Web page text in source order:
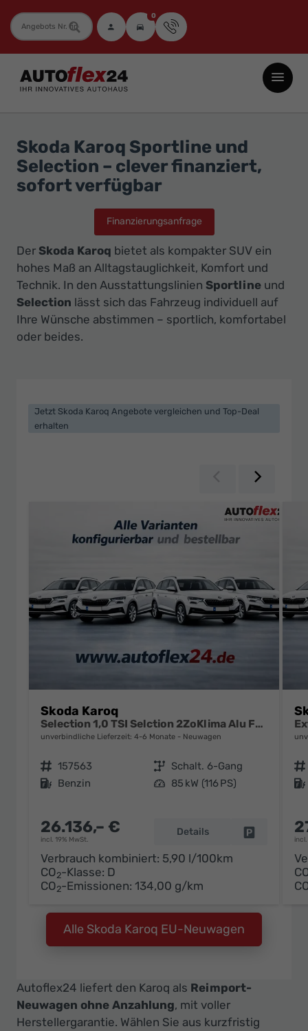
Fahrzeugnummer 0
Autoflex24
GmbH
Neuwagen
Jahreswagen
und
Gebrauchtwagen
Top-
Preisen
-
Ihr
Innovatives
Skoda Karoq Sportline und
Selection – clever finanziert,
sofort verfügbar
Finanzierungsanfrage
Der Skoda Karoq bietet als kompakter SUV ein
hohes Maß an Alltagstauglichkeit, Komfort und
Technik. In den Ausstattungslinien Sportline und
Selection lässt sich das Fahrzeug individuell auf
Ihre Wünsche abstimmen – sportlich, komfortabel
oder beides.
Jetzt Skoda Karoq Angebote vergleichen und Top-Deal
erhalten
Zurück
Skoda Karoq
Selection 1,0 TSI Selction 2ZoKlima Alu Felgen 5J Garantie Sitzheizung LED Scheinwerfer Tempomat
unverbindliche Lieferzeit: 4-6 Monate Neuwagen
Fahrzeugnr. 157563 Getriebe Schalt. 6-Gang
Kraftstoff Benzin Leistung 85 kW (116 PS)
26.136,– €
incl. 19% MwSt.
Details Fahrzeug
Verbrauch kombiniert: 5,90 l/100km
CO2-Klasse: D
CO2-Emissionen: 134,00 g/km
Fahrzeugnr.
Kraftstoff
Alle Skoda Karoq EU-Neuwagen
Autoflex24 liefert den Karoq als Reimport-
Neuwagen ohne Anzahlung, mit voller
Herstellergarantie. Wählen Sie aus kurzfristig